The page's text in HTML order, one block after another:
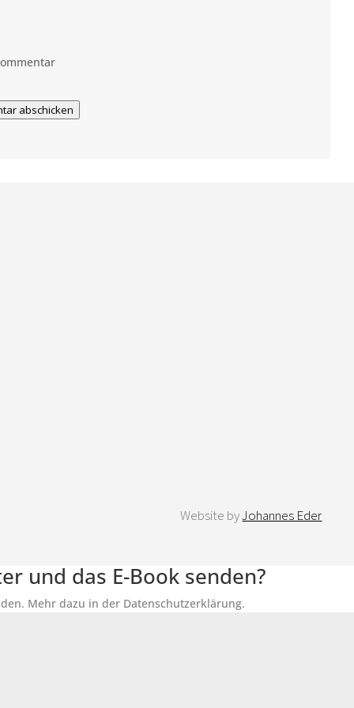
abschicken
Website byJohannes Eder
und das E-Book senden?
Mehr dazu in der Datenschutzerklärung.